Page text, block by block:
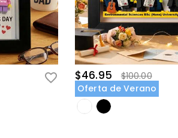
$46.95
$100.00
Oferta de Verano